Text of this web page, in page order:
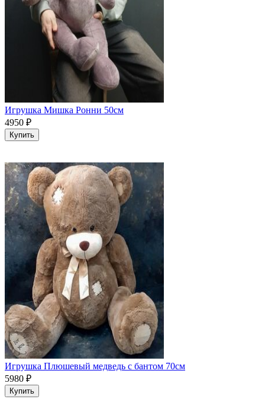
Игрушка Мишка Ронни 50см
4950 ₽
Купить
Игрушка Плюшевый медведь с бантом 70см
5980 ₽
Купить